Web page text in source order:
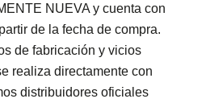
NUEVA y cuenta con
de la fecha de compra.
de fabricación y vicios
realiza directamente con
distribuidores oficiales